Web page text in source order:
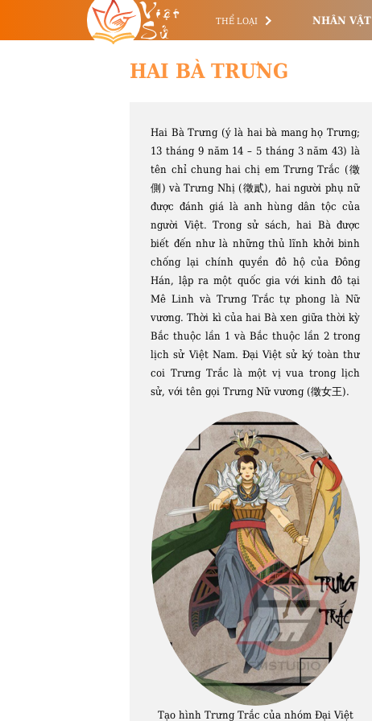
Việt
Sử THỂ LOẠI NHÂN VẬT
HAI BÀ TRƯNG
Hai Bà Trưng (ý là hai bà mang họ Trưng;
13 tháng 9 năm 14 – 5 tháng 3 năm 43) là
tên chỉ chung hai chị em Trưng Trắc (徵
側) và Trưng Nhị (徵貳), hai người phụ nữ
được đánh giá là anh hùng dân tộc của
người Việt. Trong sử sách, hai Bà được
biết đến như là những thủ lĩnh khởi binh
chống lại chính quyền đô hộ của Đông
Hán, lập ra một quốc gia với kinh đô tại
Mê Linh và Trưng Trắc tự phong là Nữ
vương. Thời kì của hai Bà xen giữa thời kỳ
Bắc thuộc lần 1 và Bắc thuộc lần 2 trong
lịch sử Việt Nam. Đại Việt sử ký toàn thư
coi Trưng Trắc là một vị vua trong lịch
sử, với tên gọi Trưng Nữ vương (徵女王).
Tạo hình Trưng Trắc của nhóm Đại Việt